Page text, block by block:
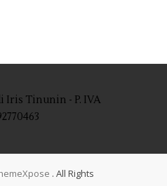
Iris Tinunin - P. IVA
. All Rights